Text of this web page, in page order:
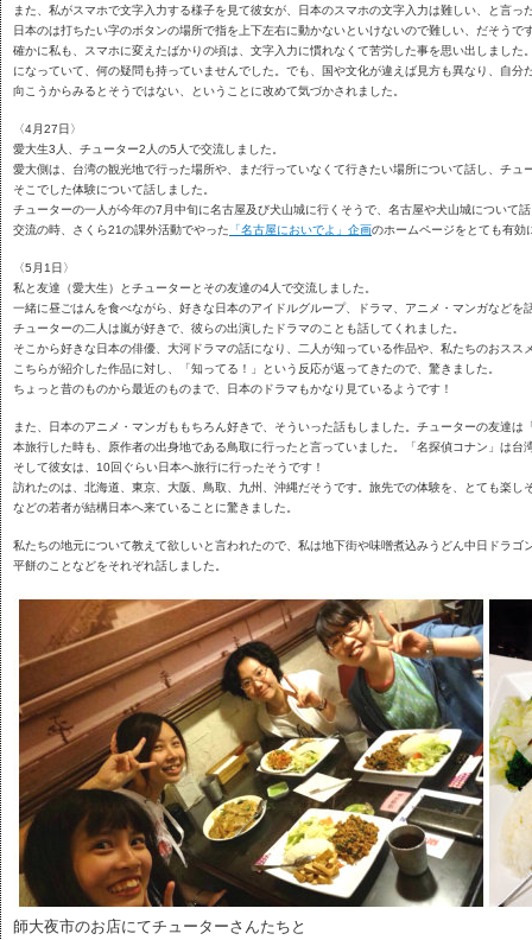
また、私がスマホで文字入力する様子を見て彼女が、日本のスマホの文字入力は難しい、と言っ
日本のは打ちたい字のボタンの場所で指を上下左右に動かないといけないので難しい、だそうで
確かに私も、スマホに変えたばかりの頃は、文字入力に慣れなくて苦労した事を思い出しました
になっていて、何の疑問も持っていませんでした。でも、国や文化が違えば見方も異なり、自分
向こうからみるとそうではない、ということに改めて気づかされました。
〈4月27日〉
愛大生3人、チューター2人の5人で交流しました。
愛大側は、台湾の観光地で行った場所や、まだ行っていなくて行きたい場所について話し、チュ
そこでした体験について話しました。
チューターの一人が今年の7月中旬に名古屋及び犬山城に行くそうで、名古屋や犬山城について
交流の時、さくら21の課外活動でやった 「名古屋においでよ」企画のホームページをとても有効
〈5月1日〉
私と友達（愛大生）とチューターとその友達の4人で交流しました。
一緒に昼ごはんを食べながら、好きな日本のアイドルグループ、ドラマ、アニメ・マンガなどを
チューターの二人は嵐が好きで、彼らの出演したドラマのことも話してくれました。
そこから好きな日本の俳優、大河ドラマの話になり、二人が知っている作品や、私たちのおスス
こちらが紹介した作品に対し、「知ってる！」という反応が返ってきたので、驚きました。
ちょっと昔のものから最近のものまで、日本のドラマもかなり見ているようです！
また、日本のアニメ・マンガももちろん好きで、そういった話もしました。チューターの友達は
本旅行した時も、原作者の出身地である鳥取に行ったと言っていました。「名探偵コナン」は台
そして彼女は、10回ぐらい日本へ旅行に行ったそうです！
訪れたのは、北海道、東京、大阪、鳥取、九州、沖縄だそうです。旅先での体験を、とても楽し
などの若者が結構日本へ来ていることに驚きました。
私たちの地元について教えて欲しいと言われたので、私は地下街や味噌煮込みうどん中日ドラゴ
平餅のことなどをそれぞれ話しました。
師大夜市のお店にてチューターさんたちと